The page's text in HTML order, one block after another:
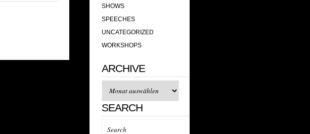
SHOWS
SPEECHES
UNCATEGORIZED
WORKSHOPS
ARCHIVE
SEARCH